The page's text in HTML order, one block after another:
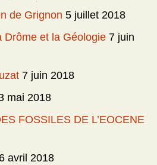
de Grignon 5 juillet 2018
Drôme et la Géologie 7 juin
7 juin 2018
mai 2018
FOSSILES DE L’EOCENE
avril 2018